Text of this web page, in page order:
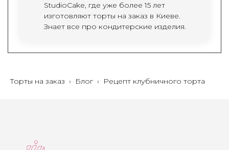
StudioCake, где уже более 15 лет
изготовляют торты на заказ в Киеве.
Знает все про кондитерские изделия.
Торты на заказ › Блог › Рецепт клубничного торта